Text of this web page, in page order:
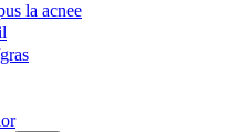
la acnee